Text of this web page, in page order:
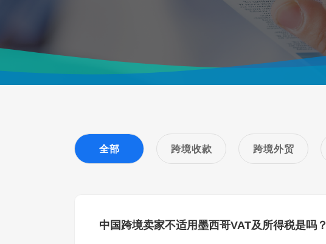
全部 跨境收款 跨境外贸
中国跨境卖家不适用墨西哥VAT及所得税是吗？